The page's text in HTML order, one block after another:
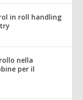
in roll handling
nella
per il